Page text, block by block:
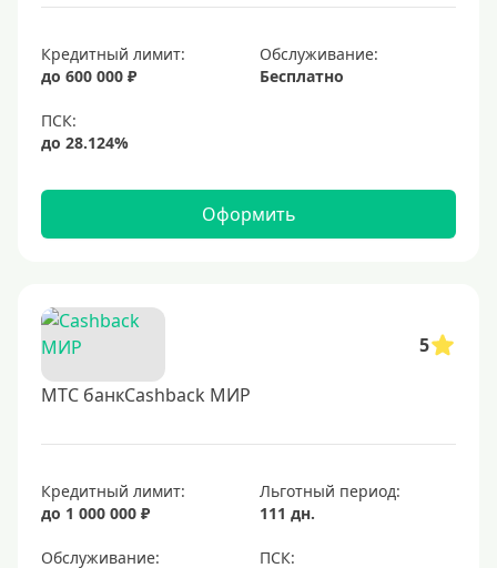
Platinum
Золотые
Черные
Виртуальные
С бонусами
С кэшбэком на АЗС
С милями
Цель
Для игр
Для покупок
Для путешествий
Кредитный лимит:
до 600 000 ₽
Обслуживание:
Бесплатно
Оформить
5
МТС банкCashback МИР
Кредитный лимит:
до 1 000 000 ₽
Льготный период:
111 дн.
Обслуживание: